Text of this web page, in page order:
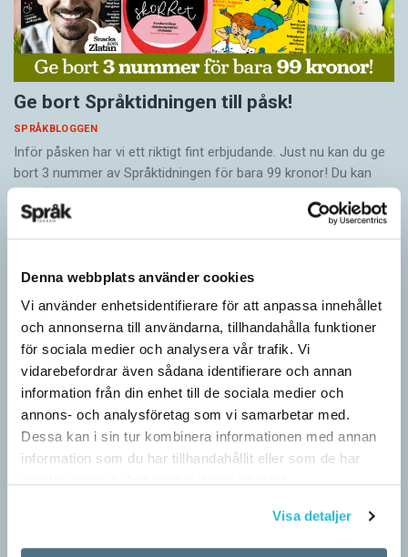
Denna webbplats använder cookies
Vi använder enhetsidentifierare för att anpassa innehållet
och annonserna till användarna, tillhandahålla funktioner
för sociala medier och analysera vår trafik. Vi
vidarebefordrar även sådana identifierare och annan
information från din enhet till de sociala medier och
annons- och analysföretag som vi samarbetar med.
Dessa kan i sin tur kombinera informationen med annan
information som du har tillhandahållit eller som de har
Visa detaljer
Ge bort Språktidningen till påsk!
SPRÅKBLOGGEN
Inför påsken har vi ett riktigt fint erbjudande. Just nu kan du ge
bort 3 nummer av Språktidningen för bara 99 kronor! Du kan
också…